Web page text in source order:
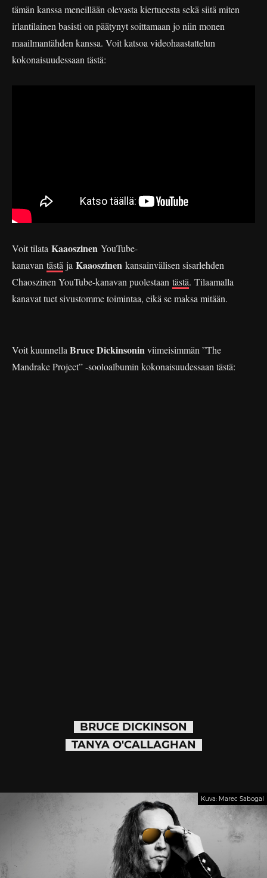
tämän kanssa meneillään olevasta kiertueesta sekä siitä miten
irlantilainen basisti on päätynyt soittamaan jo niin monen
maailmantähden kanssa. Voit katsoa videohaastattelun
kokonaisuudessaan tästä:
Voit tilata Kaaoszinen YouTube-
kanavan tästä ja Kaaoszinen kansainvälisen sisarlehden
Chaoszinen YouTube-kanavan puolestaan tästä. Tilaamalla
kanavat tuet sivustomme toimintaa, eikä se maksa mitään.
Voit kuunnella Bruce Dickinsonin viimeisimmän ”The
Mandrake Project” -sooloalbumin kokonaisuudessaan tästä:
BRUCE DICKINSON
TANYA O'CALLAGHAN
Kuva: Marec Sabogal